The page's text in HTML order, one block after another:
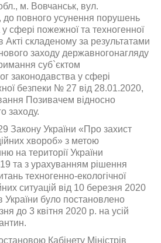
м. Вовчанськ, вул.
до повного усунення порушень
сфері пожежної та техногенної
Акті складеному за результатами
заходу державногонагляду
суб`єктом
законодавства у сфері
безпеки № 27 від 28.01.2020,
Позивачем відносно
заходу.
Закону України «Про захист
хвороб» з метою
на території України
та з урахуванням рішення
техногенно-екологічної
ситуацій від 10 березня 2020
України було постановлено
до 3 квітня 2020 р. на усій
Кабінету Міністрів